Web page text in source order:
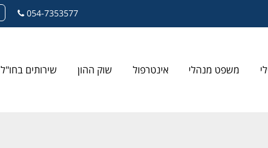
054-7353577
משפט מנהלי אינטרפול שוק ההון שירותים בחו"ל